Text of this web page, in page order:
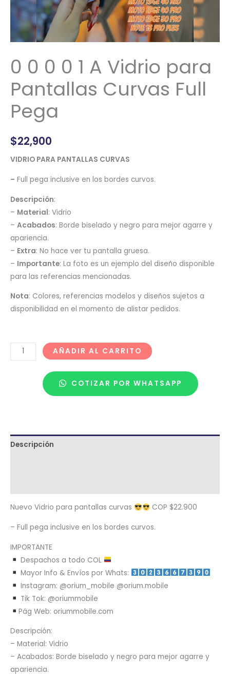
0 0 0 0 1 A Vidrio para
Pantallas Curvas Full
Pega
$22,900
VIDRIO PARA PANTALLAS CURVAS
– Full pega inclusive en los bordes curvos.
Descripción:
– Material: Vidrio
– Acabados: Borde biselado y negro para mejor agarre y
apariencia.
– Extra: No hace ver tu pantalla gruesa.
– Importante: La foto es un ejemplo del diseño disponible
para las referencias mencionadas.
Nota: Colores, referencias modelos y diseños sujetos a
disponibilidad en el momento de alistar pedidos.
AÑADIR AL CARRITO
COTIZAR POR WHATSAPP
Descripción
Nuevo Vidrio para pantallas curvas COP $22.900
– Full pega inclusive en los bordes curvos.
IMPORTANTE
Despachos a todo COL
Mayor Info & Envíos por Whats:
Instagram: @orium_mobile @orium.mobile
Tik Tok: @oriummobile
Pág Web: oriummobile.com
Descripción:
– Material: Vidrio
– Acabados: Borde biselado y negro para mejor agarre y
apariencia.